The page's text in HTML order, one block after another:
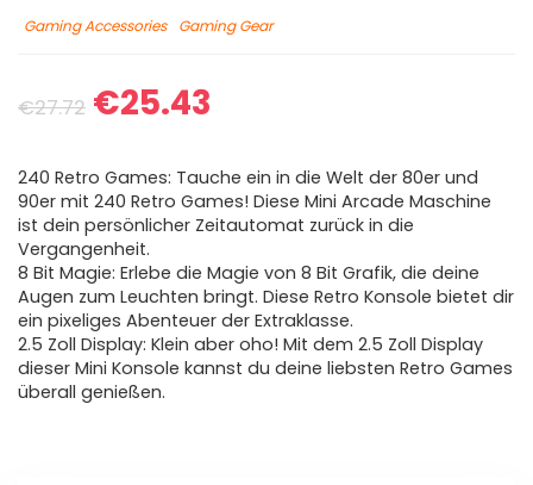
Gaming Accessories
Gaming Gear
€27.72 €25.43
240 Retro Games: Tauche ein in die Welt der 80er und
90er mit 240 Retro Games! Diese Mini Arcade Maschine
ist dein persönlicher Zeitautomat zurück in die
Vergangenheit.
8 Bit Magie: Erlebe die Magie von 8 Bit Grafik, die deine
Augen zum Leuchten bringt. Diese Retro Konsole bietet dir
ein pixeliges Abenteuer der Extraklasse.
2.5 Zoll Display: Klein aber oho! Mit dem 2.5 Zoll Display
dieser Mini Konsole kannst du deine liebsten Retro Games
überall genießen.